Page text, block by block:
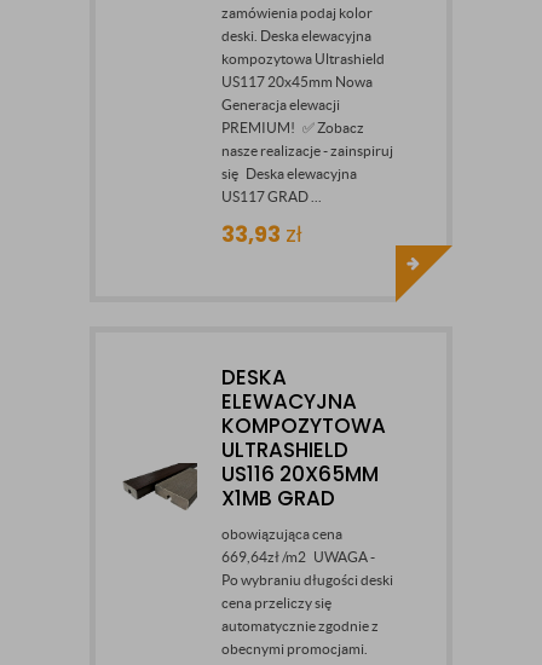
zamówienia podaj kolor
deski. Deska elewacyjna
kompozytowa Ultrashield
US117 20x45mm Nowa
Generacja elewacji
PREMIUM! ✅ Zobacz
nasze realizacje - zainspiruj
się Deska elewacyjna
US117 GRAD ...
33,93 zł
DESKA
ELEWACYJNA
KOMPOZYTOWA
ULTRASHIELD
US116 20X65MM
X1MB GRAD
obowiązująca cena
669,64zł /m2 UWAGA -
Po wybraniu długości deski
cena przeliczy się
automatycznie zgodnie z
obecnymi promocjami.